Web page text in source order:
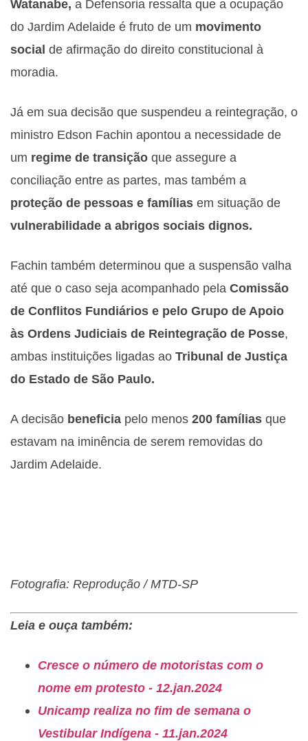
Watanabe, a Defensoria ressalta que a ocupação
do Jardim Adelaide é fruto de um movimento
social de afirmação do direito constitucional à
moradia.
Já em sua decisão que suspendeu a reintegração, o
ministro Edson Fachin apontou a necessidade de
um regime de transição que assegure a
conciliação entre as partes, mas também a
proteção de pessoas e famílias em situação de
vulnerabilidade a abrigos sociais dignos.
Fachin também determinou que a suspensão valha
até que o caso seja acompanhado pela Comissão
de Conflitos Fundiários e pelo Grupo de Apoio
às Ordens Judiciais de Reintegração de Posse,
ambas instituições ligadas ao Tribunal de Justiça
do Estado de São Paulo.
A decisão beneficia pelo menos 200 famílias que
estavam na iminência de serem removidas do
Jardim Adelaide.
Fotografia: Reprodução / MTD-SP
Leia e ouça também:
Cresce o número de motoristas com o
nome em protesto - 12.jan.2024
Unicamp realiza no fim de semana o
Vestibular Indígena - 11.jan.2024